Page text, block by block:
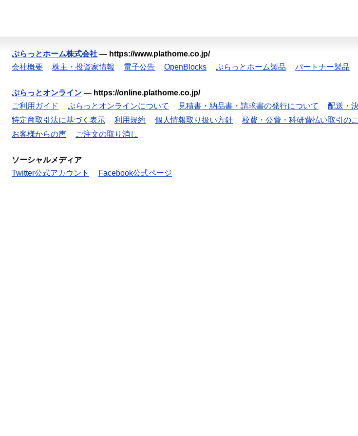
ぷらっとホーム株式会社 — https://www.plathome.co.jp/
会社概要
株主・投資家情報 電子公告 OpenBlocks ぷらっとホーム製品 パートナー製品
ぷらっとオンライン — https://online.plathome.co.jp/
ご利用ガイド
ぷらっとオンラインについて 見積書・納品書・請求書の発行について 配送・
特定商取引法に基づく表示
利用規約 個人情報取り扱い方針 校費・公費・科研費払い取引の
お客様からの声
ご注文の取り消し
ソーシャルメディア
Twitter公式アカウント
Facebook公式ページ